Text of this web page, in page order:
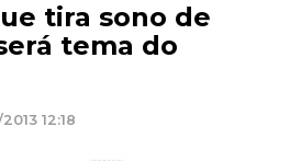
tira sono de
tema do
12:18